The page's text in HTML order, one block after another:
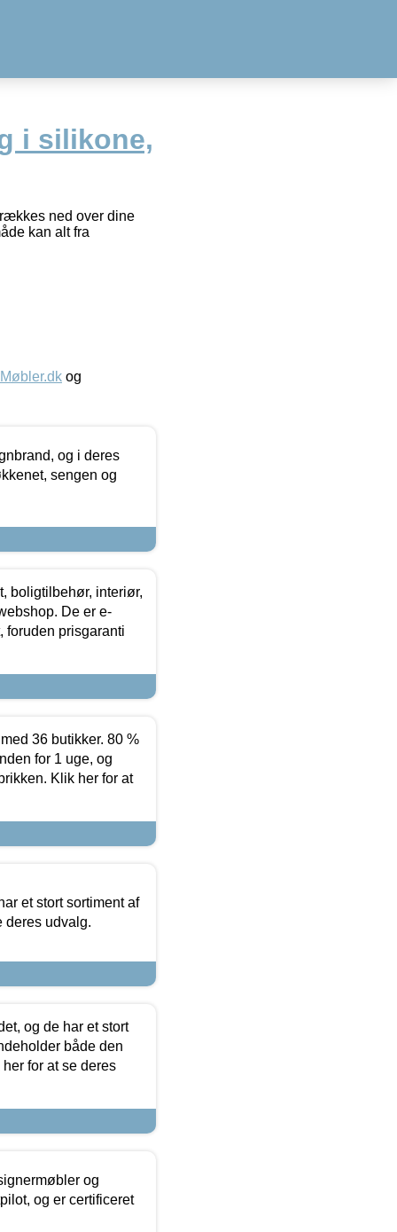
i silikone,
ned over dine
kan alt fra
og
og i deres
sengen og
boligtilbehør, interiør,
De er e-
foruden prisgaranti
36 butikker. 80 %
for 1 uge, og
Klik her for at
et stort sortiment af
deres udvalg.
og de har et stort
både den
for at se deres
og
og er certificeret